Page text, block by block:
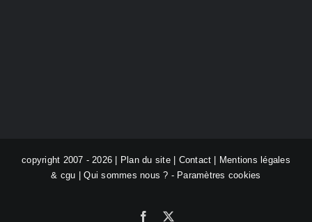
copyright 2007 - 2026 | Plan du site| Contact
Mentions légales
& cgu |Qui sommes nous ? - Paramètres cookies
Facebook